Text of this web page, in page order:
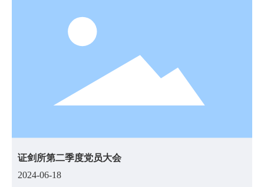
证剑所第二季度党员大会
2024-06-18